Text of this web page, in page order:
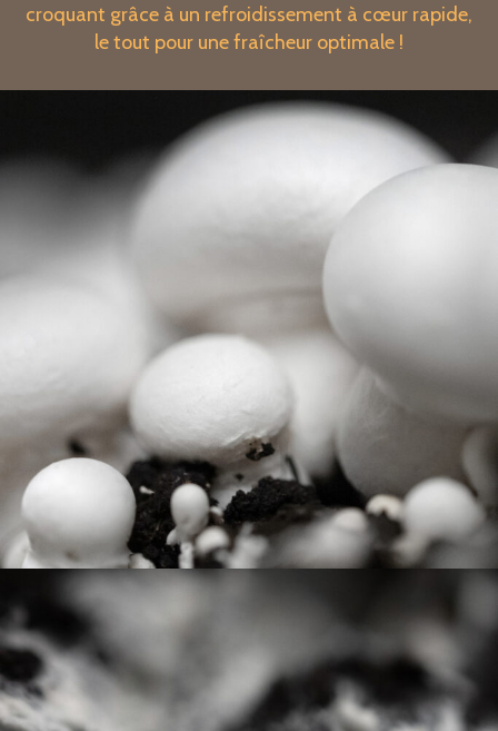
croquant grâce à un refroidissement à cœur rapide,
le tout pour une fraîcheur optimale !